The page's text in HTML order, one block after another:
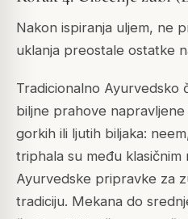
Nakon ispiranja uljem, ne
uklanja preostale ostatke
Tradicionalno Ayurvedsko
biljne prahove
gorkih ili ljutih biljaka:
triphala su među klasičnim
Ayurvedske pripravke za
tradiciju. Mekana do